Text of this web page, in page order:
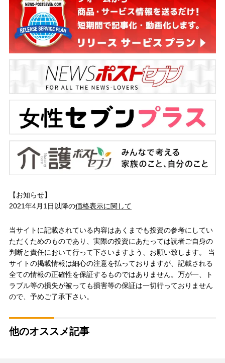
【お知らせ】
2021年4月1日以降の価格表示に関して
当サイトに記載されている内容はあくまでも投資の参考にしてい
ただくためのものであり、実際の投資にあたっては読者ご自身の
判断と責任において行って下さいますよう、お願い致します。 当
サイトの掲載情報は細心の注意を払っておりますが、記載される
全ての情報の正確性を保証するものではありません。万が一、ト
ラブル等の損失が被っても損害等の保証は一切行っておりません
ので、予めご了承下さい。
他のオススメ記事